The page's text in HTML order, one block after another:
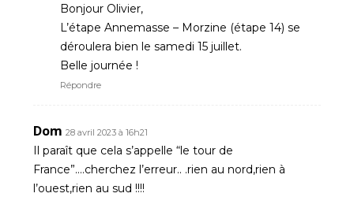
Bonjour Olivier,
L’étape Annemasse – Morzine (étape 14) se
déroulera bien le samedi 15 juillet.
Belle journée !
Répondre
Dom 28 avril 2023 à 16h21
Il paraît que cela s’appelle “le tour de
France”….cherchez l’erreur.. .rien au nord,rien à
l’ouest,rien au sud !!!!